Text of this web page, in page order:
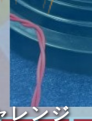
レンジ